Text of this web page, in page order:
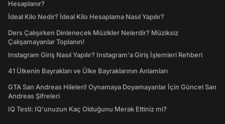
Hesaplanır?
İdeal Kilo Nedir? İdeal Kilo Hesaplama Nasıl Yapılır?
Ders Çalışırken Dinlenecek Müzikler Nelerdir? Müziksiz
Çalışamayanlar Toplanın!
Instagram Giriş Nasıl Yapılır? Instagram'a Giriş İşlemleri Rehberi
41 Ülkenin Bayrakları ve Ülke Bayraklarının Anlamları
GTA San Andreas Hileleri! Oynamaya Doyamayanlar İçin Güncel San
Andreas Şifreleri
IQ Testi: IQ'unuzun Kaç Olduğunu Merak Ettiniz mi?